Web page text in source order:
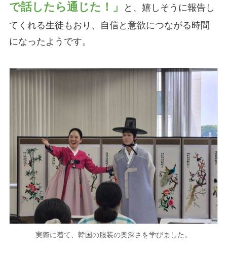
で話したら通じた！」
と、嬉しそうに報告し
てくれる生徒もおり、自信と意欲につながる時間
になったようです。
実際に着て、韓国の服装の奥深さを学びました。